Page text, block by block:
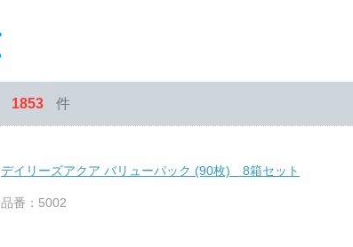
1853 件
デイリーズアクア バリューパック (90枚) 8箱セット
品番：5002